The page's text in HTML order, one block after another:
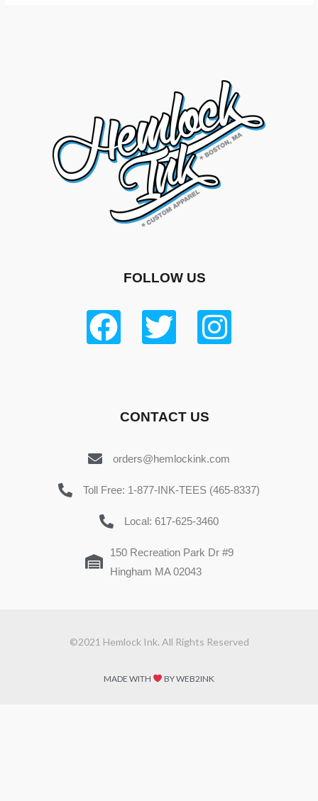
FOLLOW US
CONTACT US
orders@hemlockink.com
Toll Free: 1-877-INK-TEES (465-8337)
Local: 617-625-3460
150 Recreation Park Dr #9
Hingham MA 02043
©2021 Hemlock Ink. All Rights Reserved
MADE WITH BY WEB2INK